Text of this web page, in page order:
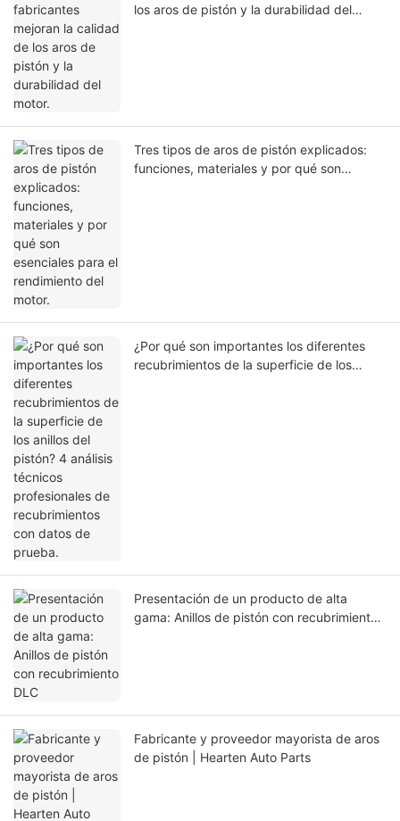
los aros de pistón y la durabilidad del
Tres tipos de aros de pistón explicados:
funciones, materiales y por qué son
¿Por qué son importantes los diferentes
recubrimientos de la superficie de los
Presentación de un producto de alta
gama: Anillos de pistón con recubrimiento
Fabricante y proveedor mayorista de aros
de pistón | Hearten Auto Parts